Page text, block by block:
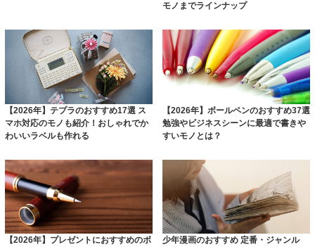
モノまでラインナップ
【2026年】テプラのおすすめ17選 ス
マホ対応のモノも紹介！おしゃれでか
わいいラベルも作れる
【2026年】ボールペンのおすすめ37選
勉強やビジネスシーンに最適で書きや
すいモノとは？
【2026年】プレゼントにおすすめのボ
少年漫画のおすすめ 定番・ジャンル